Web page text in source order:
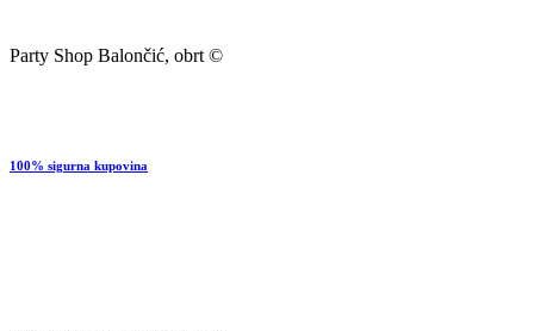
Party Shop Balončić, obrt ©
100% sigurna kupovina